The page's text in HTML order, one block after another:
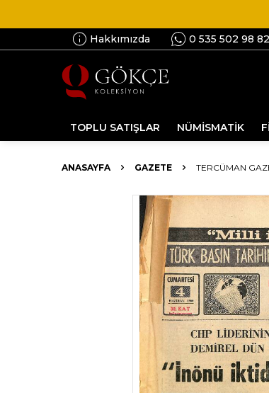
Hakkımızda 0 535 502 98 82
TOPLU SATIŞLAR NÜMİSMATİK
ANASAYFA GAZETE TERCÜMAN